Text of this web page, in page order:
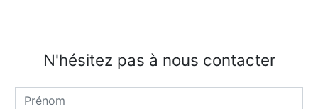
N'hésitez pas à nous contacter